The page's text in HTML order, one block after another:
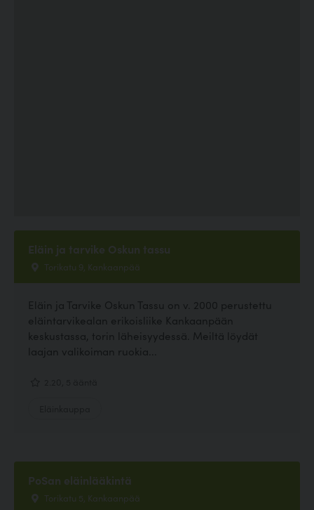
Eläin ja tarvike Oskun tassu
Torikatu 9, Kankaanpää
Eläin ja Tarvike Oskun Tassu on v. 2000 perustettu
eläintarvikealan erikoisliike Kankaanpään
keskustassa, torin läheisyydessä. Meiltä löydät
laajan valikoiman ruokia...
PoSan eläinlääkintä
Torikatu 5, Kankaanpää